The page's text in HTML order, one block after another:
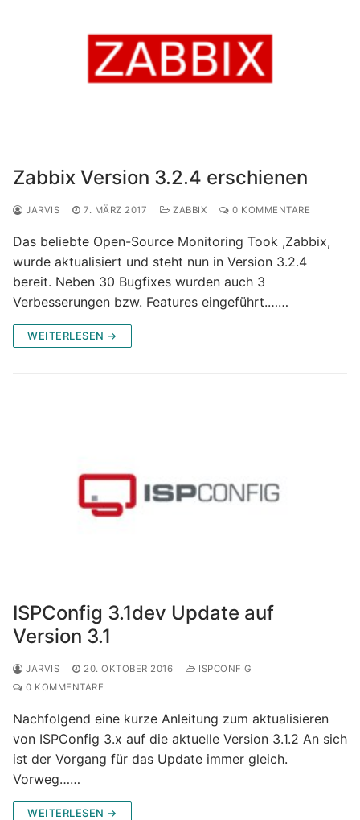
Zabbix Version 3.2.4 erschienen
JARVIS 7. MÄRZ 2017 ZABBIX 0 KOMMENTARE
Das beliebte Open-Source Monitoring Took ,Zabbix,
wurde aktualisiert und steht nun in Version 3.2.4
bereit. Neben 30 Bugfixes wurden auch 3
Verbesserungen bzw. Features eingeführt.……
WEITERLESEN →
ISPConfig 3.1dev Update auf
Version 3.1
JARVIS 20. OKTOBER 2016
ISPCONFIG
0 KOMMENTARE
Nachfolgend eine kurze Anleitung zum aktualisieren
von ISPConfig 3.x auf die aktuelle Version 3.1.2 An sich
ist der Vorgang für das Update immer gleich.
Vorweg……
WEITERLESEN →